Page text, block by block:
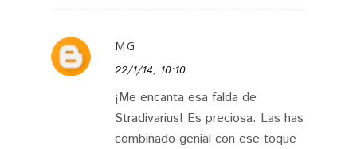
MG
22/1/14, 10:10
¡Me encanta esa falda de
Stradivarius! Es preciosa. Las has
combinado genial con ese toque